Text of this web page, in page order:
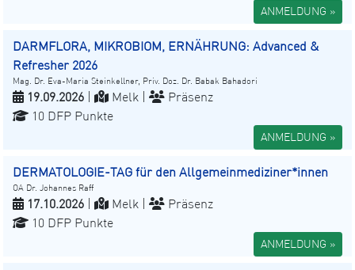
ANMELDUNG »
DARMFLORA, MIKROBIOM, ERNÄHRUNG: Advanced &
Refresher 2026
Mag. Dr. Eva-Maria Steinkellner, Priv. Doz. Dr. Babak Bahadori
19.09.2026 Melk |
Präsenz
10 DFP Punkte
ANMELDUNG »
DERMATOLOGIE-TAG für den Allgemeinmediziner*innen
OA Dr. Johannes Raff
17.10.2026 Melk |
Präsenz
10 DFP Punkte
ANMELDUNG »